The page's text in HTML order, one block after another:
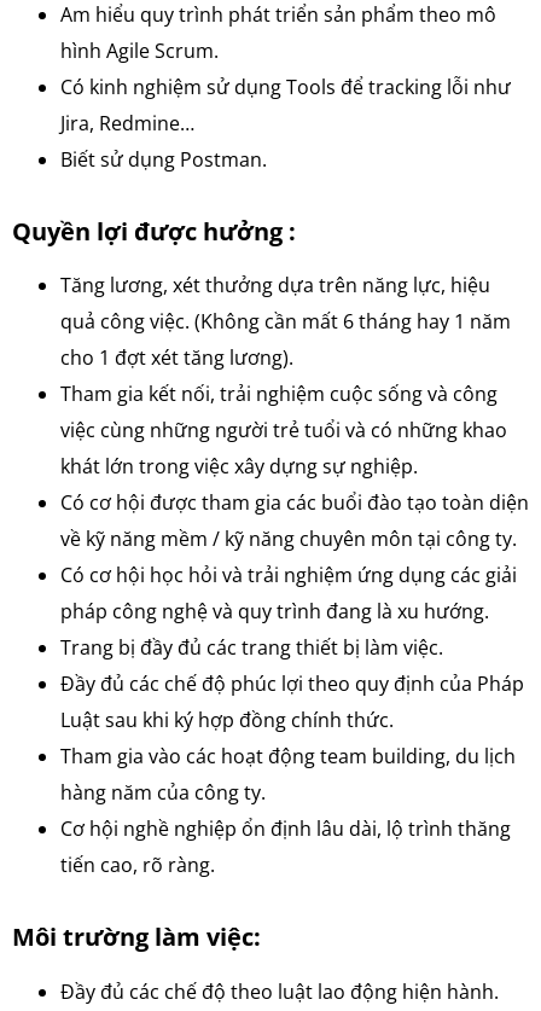
Am hiểu quy trình phát triển sản phẩm theo mô
hình Agile Scrum.
Có kinh nghiệm sử dụng Tools để tracking lỗi như
Jira, Redmine…
Biết sử dụng Postman.
Quyền lợi được hưởng :
Tăng lương, xét thưởng dựa trên năng lực, hiệu
quả công việc. (Không cần mất 6 tháng hay 1 năm
cho 1 đợt xét tăng lương).
Tham gia kết nối, trải nghiệm cuộc sống và công
việc cùng những người trẻ tuổi và có những khao
khát lớn trong việc xây dựng sự nghiệp.
Có cơ hội được tham gia các buổi đào tạo toàn diện
về kỹ năng mềm / kỹ năng chuyên môn tại công ty.
Có cơ hội học hỏi và trải nghiệm ứng dụng các giải
pháp công nghệ và quy trình đang là xu hướng.
Trang bị đầy đủ các trang thiết bị làm việc.
Đầy đủ các chế độ phúc lợi theo quy định của Pháp
Luật sau khi ký hợp đồng chính thức.
Tham gia vào các hoạt động team building, du lịch
hàng năm của công ty.
Cơ hội nghề nghiệp ổn định lâu dài, lộ trình thăng
tiến cao, rõ ràng.
Môi trường làm việc:
Đầy đủ các chế độ theo luật lao động hiện hành.